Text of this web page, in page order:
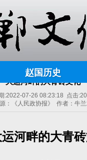
赵国历史
大运河畔的大青砖文化
:2022-07-26 08:23:18 点击:
：《人民政协报》 作者：牛
河畔的大青